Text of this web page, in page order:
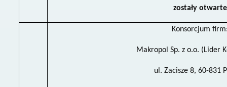
zostały otwarte
Konsorcjum
Makropol Sp. z o.o. (Lider
ul. Zacisze 8, 60-831